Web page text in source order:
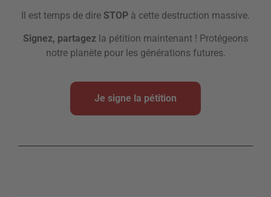
Il est temps de dire STOP à cette destruction massive.
Signez, partagez la pétition maintenant ! Protégeons
notre planète pour les générations futures.
Je signe la pétition